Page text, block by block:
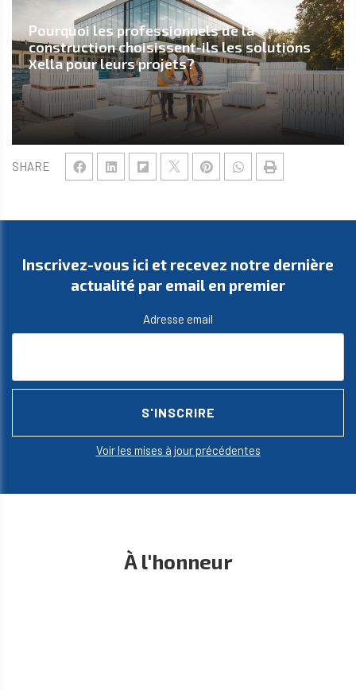
SHARE
Pourquoi les professionnels de la
construction choisissent-ils les solutions
Xella pour leurs projets?
Inscrivez-vous ici et recevez notre dernière
actualité par email en premier
Adresse email
Voir les mises à jour précédentes
À l'honneur